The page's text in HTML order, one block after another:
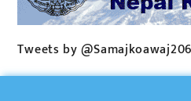
Tweets by